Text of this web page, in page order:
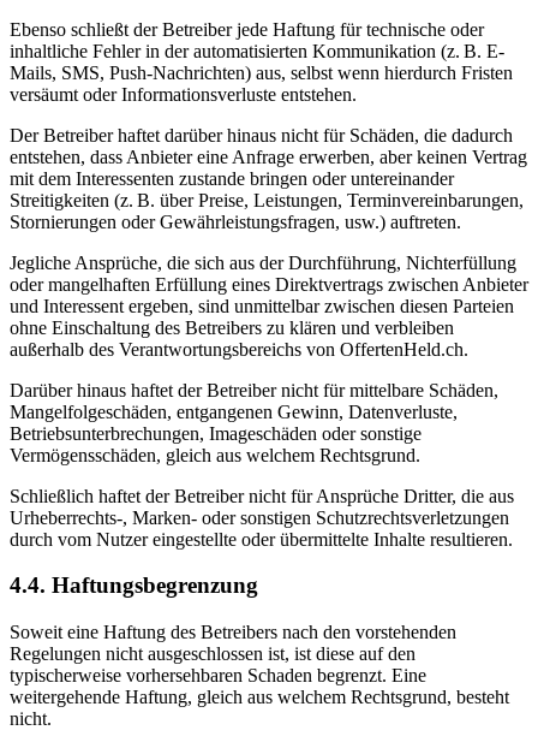
Ebenso schließt der Betreiber jede Haftung für technische oder
inhaltliche Fehler in der automatisierten Kommunikation (z. B. E-
Mails, SMS, Push-Nachrichten) aus, selbst wenn hierdurch Fristen
versäumt oder Informationsverluste entstehen.
Der Betreiber haftet darüber hinaus nicht für Schäden, die dadurch
entstehen, dass Anbieter eine Anfrage erwerben, aber keinen Vertrag
mit dem Interessenten zustande bringen oder untereinander
Streitigkeiten (z. B. über Preise, Leistungen, Terminvereinbarungen,
Stornierungen oder Gewährleistungsfragen, usw.) auftreten.
Jegliche Ansprüche, die sich aus der Durchführung, Nichterfüllung
oder mangelhaften Erfüllung eines Direktvertrags zwischen Anbieter
und Interessent ergeben, sind unmittelbar zwischen diesen Parteien
ohne Einschaltung des Betreibers zu klären und verbleiben
außerhalb des Verantwortungsbereichs von OffertenHeld.ch.
Darüber hinaus haftet der Betreiber nicht für mittelbare Schäden,
Mangelfolgeschäden, entgangenen Gewinn, Datenverluste,
Betriebsunterbrechungen, Imageschäden oder sonstige
Vermögensschäden, gleich aus welchem Rechtsgrund.
Schließlich haftet der Betreiber nicht für Ansprüche Dritter, die aus
Urheberrechts-, Marken- oder sonstigen Schutzrechtsverletzungen
durch vom Nutzer eingestellte oder übermittelte Inhalte resultieren.
4.4. Haftungsbegrenzung
Soweit eine Haftung des Betreibers nach den vorstehenden
Regelungen nicht ausgeschlossen ist, ist diese auf den
typischerweise vorhersehbaren Schaden begrenzt. Eine
weitergehende Haftung, gleich aus welchem Rechtsgrund, besteht
nicht.